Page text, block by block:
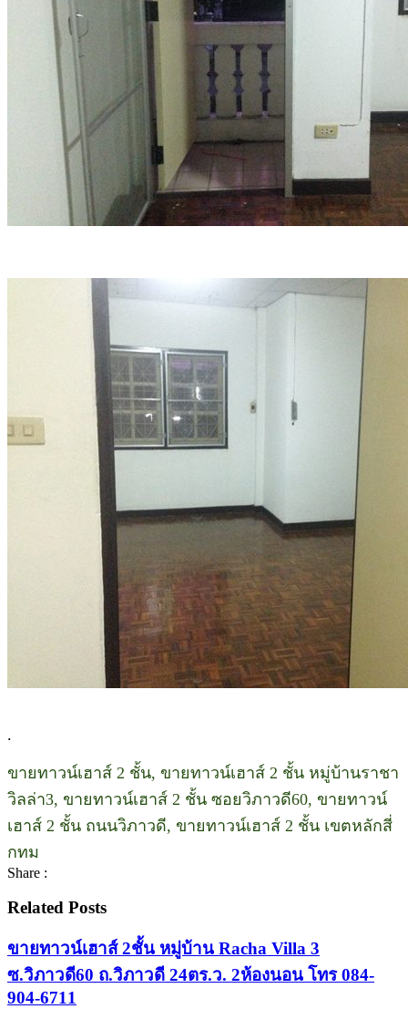
.
ขายทาวน์เฮาส์ 2 ชั้น, ขายทาวน์เฮาส์ 2 ชั้น หมู่บ้านราชา
วิลล่า3, ขายทาวน์เฮาส์ 2 ชั้น ซอยวิภาวดี60, ขายทาวน์
เฮาส์ 2 ชั้น ถนนวิภาวดี, ขายทาวน์เฮาส์ 2 ชั้น เขตหลักสี่
กทม
Share :
Related Posts
ขายทาวน์เฮาส์ 2ชั้น หมู่บ้าน Racha Villa 3
ซ.วิภาวดี60 ถ.วิภาวดี 24ตร.ว. 2ห้องนอน โทร 084-
904-6711